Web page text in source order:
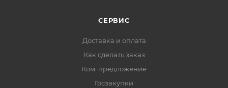
СЕРВИС
Доставка и оплата
Как сделать заказ
Ком. предложение
Госзакупки